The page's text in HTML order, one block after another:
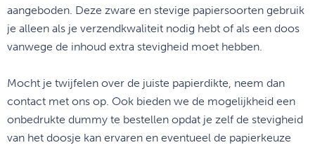
aangeboden. Deze zware en stevige papiersoorten gebruik
je alleen als je verzendkwaliteit nodig hebt of als een doos
vanwege de inhoud extra stevigheid moet hebben.
Mocht je twijfelen over de juiste papierdikte, neem dan
contact met ons op. Ook bieden we de mogelijkheid een
onbedrukte dummy te bestellen opdat je zelf de stevigheid
van het doosje kan ervaren en eventueel de papierkeuze